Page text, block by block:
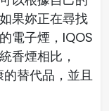
果妳正在尋找
電子煙，IQOS
香煙相比，
替代品，並且